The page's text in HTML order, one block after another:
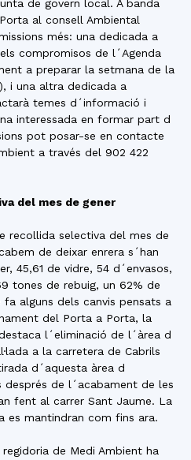
de govern local. A banda
al consell Ambiental
més: una dedicada a
compromisos de l´Agenda
a preparar la setmana de la
i una altra dedicada a
temes d´informació i
interessada en formar part d
pot posar-se en contacte
a través del 902 422
del mes de gener
recollida selectiva del mes de
de deixar enrera s´han
45,61 de vidre, 54 d´envasos,
tones de rebuig, un 62% de
alguns dels canvis pensats a
del Porta a Porta, la
l´eliminació de l´àrea d
a la carretera de Cabrils
d´aquesta àrea d
després de l´acabament de les
fent al carrer Sant Jaume. La
es mantindran com fins ara.
de Medi Ambient ha